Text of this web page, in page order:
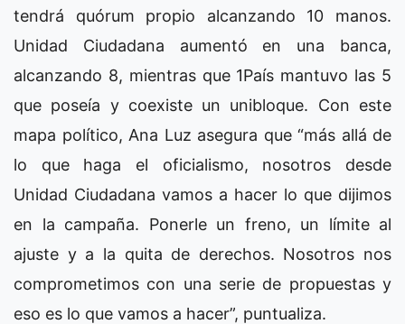
tendrá quórum propio alcanzando 10 manos.
Unidad Ciudadana aumentó en una banca,
alcanzando 8, mientras que 1País mantuvo las 5
que poseía y coexiste un unibloque. Con este
mapa político, Ana Luz asegura que “más allá de
lo que haga el oficialismo, nosotros desde
Unidad Ciudadana vamos a hacer lo que dijimos
en la campaña. Ponerle un freno, un límite al
ajuste y a la quita de derechos. Nosotros nos
comprometimos con una serie de propuestas y
eso es lo que vamos a hacer”, puntualiza.